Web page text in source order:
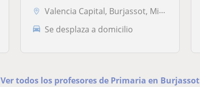
Valencia Capital, Burjassot, Mislata, Xirivella
Se desplaza a domicilio
Ver todos los profesores de Primaria en Burjassot